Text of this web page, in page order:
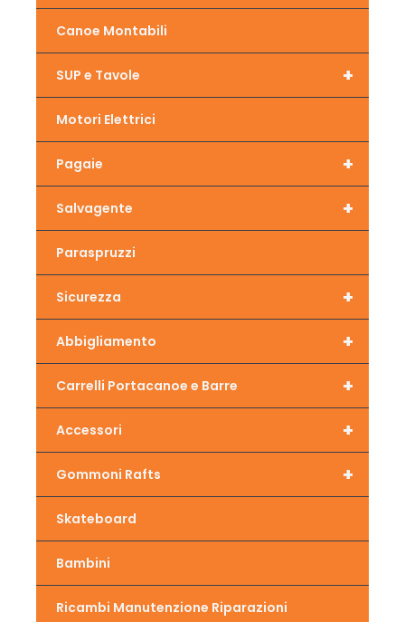
Canoe Montabili
+
SUP e Tavole
Motori Elettrici
+
Pagaie
+
Salvagente
Paraspruzzi
+
Sicurezza
+
Abbigliamento
+
Carrelli Portacanoe e Barre
+
Accessori
+
Gommoni Rafts
Skateboard
Bambini
Ricambi Manutenzione Riparazioni